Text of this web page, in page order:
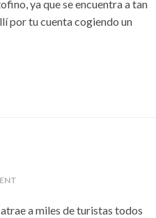
ya que se encuentra a tan
por tu cuenta cogiendo un
a miles de turistas todos